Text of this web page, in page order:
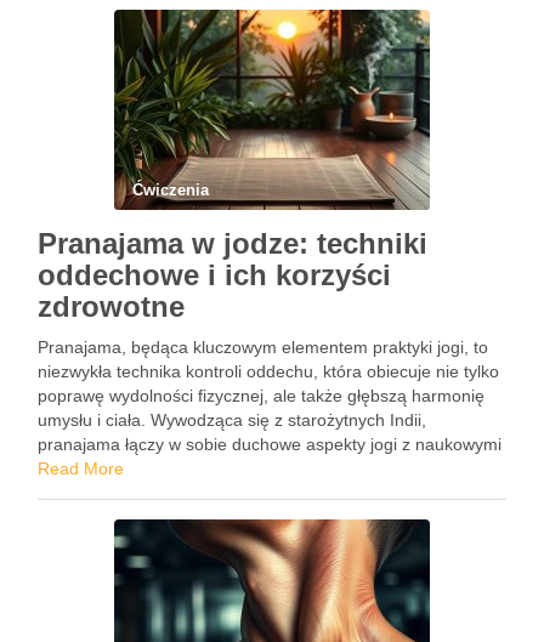
Ćwiczenia
Pranajama w jodze: techniki
oddechowe i ich korzyści
zdrowotne
Pranajama, będąca kluczowym elementem praktyki jogi, to
niezwykła technika kontroli oddechu, która obiecuje nie tylko
poprawę wydolności fizycznej, ale także głębszą harmonię
umysłu i ciała. Wywodząca się z starożytnych Indii,
pranajama łączy w sobie duchowe aspekty jogi z naukowymi
dowodami na korzyści zdrowotne, co sprawia, że jej
Read More